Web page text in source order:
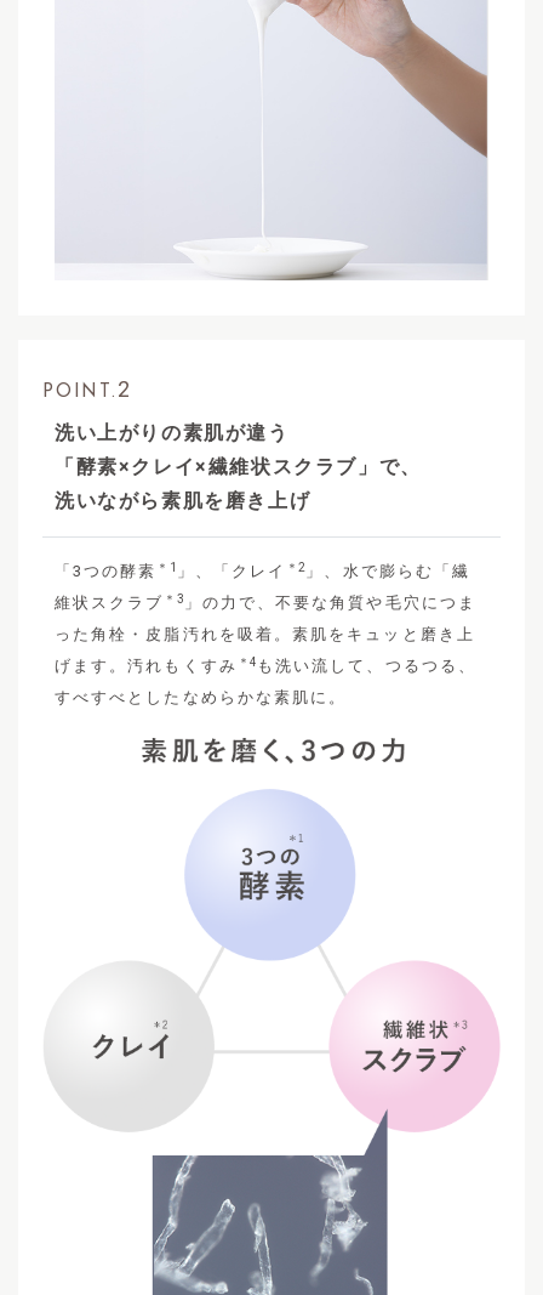
POINT. 2
洗い上がりの素肌が違う
「酵素×クレイ×繊維状スクラブ」で、
洗いながら素肌を磨き上げ
「3つの酵素 ＊1 」、「クレイ ＊2 」、水で膨らむ「繊
維状スクラブ ＊3 」の力で、不要な角質や毛穴につま
った角栓・皮脂汚れを吸着。素肌をキュッと磨き上
げます。汚れもくすみ ＊4 も洗い流して、つるつる、
すべすべとしたなめらかな素肌に。